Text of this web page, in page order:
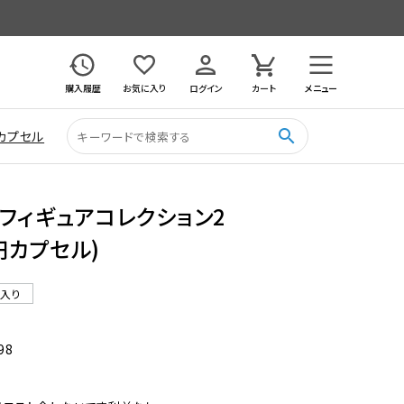
購入履歴
お気に入り ログイン カート メニュー
プセル search
ィギュアコレクション2
プセル)
り